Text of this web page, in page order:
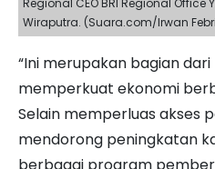
Wiraputra. (Suara.com/Irwan
“Ini merupakan bagian
memperkuat ekonomi
Selain memperluas akses
mendorong peningkatan
berbagai program